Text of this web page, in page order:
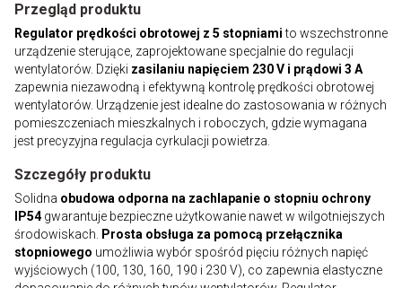
Przegląd produktu
Regulator prędkości obrotowej z 5 stopniamito wszechstronne
urządzenie sterujące, zaprojektowane specjalnie do regulacji
wentylatorów. Dzięki zasilaniu napięciem 230 V i prądowi 3 A
zapewnia niezawodną i efektywną kontrolę prędkości obrotowej
wentylatorów. Urządzenie jest idealne do zastosowania w różnych
pomieszczeniach mieszkalnych i roboczych, gdzie wymagana
jest precyzyjna regulacja cyrkulacji powietrza.
Szczegóły produktu
Solidna obudowa odporna na zachlapanie o stopniu ochrony
IP54gwarantuje bezpieczne użytkowanie nawet w wilgotniejszych
środowiskach.
Prosta obsługa za pomocą przełącznika
stopniowego umożliwia wybór spośród pięciu różnych napięć
wyjściowych (100, 130, 160, 190 i 230 V), co zapewnia elastyczne